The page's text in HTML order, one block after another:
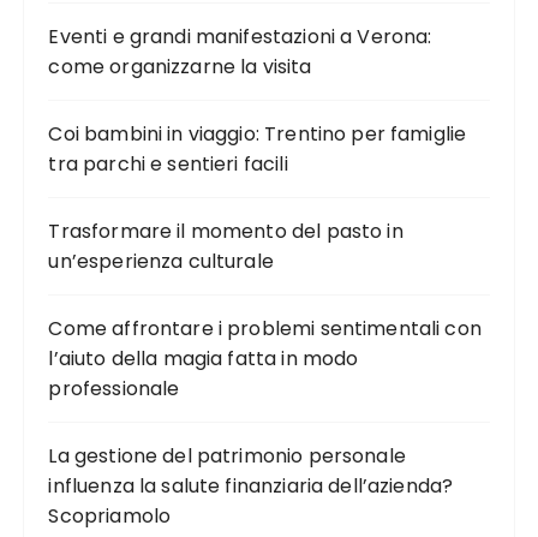
Eventi e grandi manifestazioni a Verona:
come organizzarne la visita
Coi bambini in viaggio: Trentino per famiglie
tra parchi e sentieri facili
Trasformare il momento del pasto in
un’esperienza culturale
Come affrontare i problemi sentimentali con
l’aiuto della magia fatta in modo
professionale
La gestione del patrimonio personale
influenza la salute finanziaria dell’azienda?
Scopriamolo